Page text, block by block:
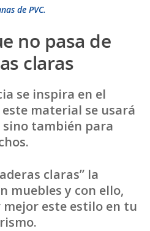
de PVC.
no pasa de
claras
se inspira en el
material se usará
sino también para
claras” la
muebles y con ello,
este estilo en tu